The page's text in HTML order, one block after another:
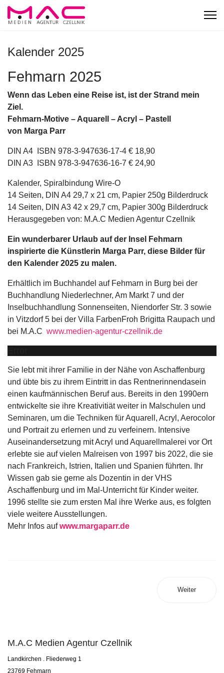
Kalender 2025
Fehmarn 2025
Wenn das Leben eine Reise ist, ist der Strand mein
Ziel.
Fehmarn-Motive – Aquarell – Acryl – Pastell
von Marga Parr
DIN A4 ISBN 978-3-947636-17-4 € 18,90
DIN A3 ISBN 978-3-947636-16-7 € 24,90
Kalender, Spiralbindung Wire-O
14 Seiten, DIN A4 29,7 x 21 cm, Papier 250g Bilderdruck
14 Seiten, DIN A3 42 x 29,7 cm, Papier 300g Bilderdruck
Herausgegeben von: M.A.C Medien Agentur Czellnik
Ein wunderbarer Urlaub auf der Insel Fehmarn
inspirierte die Künstlerin Marga Parr, diese Bilder für
den Kalender 2025 zu malen.
Erhältlich im Buchhandel auf Fehmarn in Burg bei der
Buchhandlung Niederlechner, Am Markt 7 und der
Inselbuchhandlung Sonnenseiten, Niendorfer Str. 3 sowie
in Vitzdorf 5 bei der Villa FarbenFroh Brigitta Raupach und
bei M.A.C www.medien-agentur-czellnik.de
Sie lebt mit ihrer Familie in der Nähe von Aschaffenburg
und übte bis zu ihrem Eintritt in das Rentnerinnendasein
einen kaufmännischen Beruf aus. Bereits in den 1990ern
entwickelte sie ihre Kreativitiät weiter in Malschulen und
Seminaren, um die Techniken für Aquarell, Acryl, Aerocolor
und Portrait zu erlernen und zu verfeinern. Intensive
Auseinandersetzung mit Acryl und Aquarellmalerei vor Ort
erlebte sie auf vielen Malreisen von 1997 bis 2022, die sie
nach Frankreich, Istrien, Italien und Spanien führten. Ihr
Wissen gab sie gerne als Dozentin in der VHS
Aschaffenburg und im Mal-Unterricht für Kinder weiter.
1996 stellte sie zum ersten Mal ihre Werke aus, es folgten
viele weitere Ausstellungen.
Mehr Infos aufwww.margaparr.de
Weiter
M.A.C Medien Agentur Czellnik
Landkirchen . Fliederweg 1
23769 Fehmarn